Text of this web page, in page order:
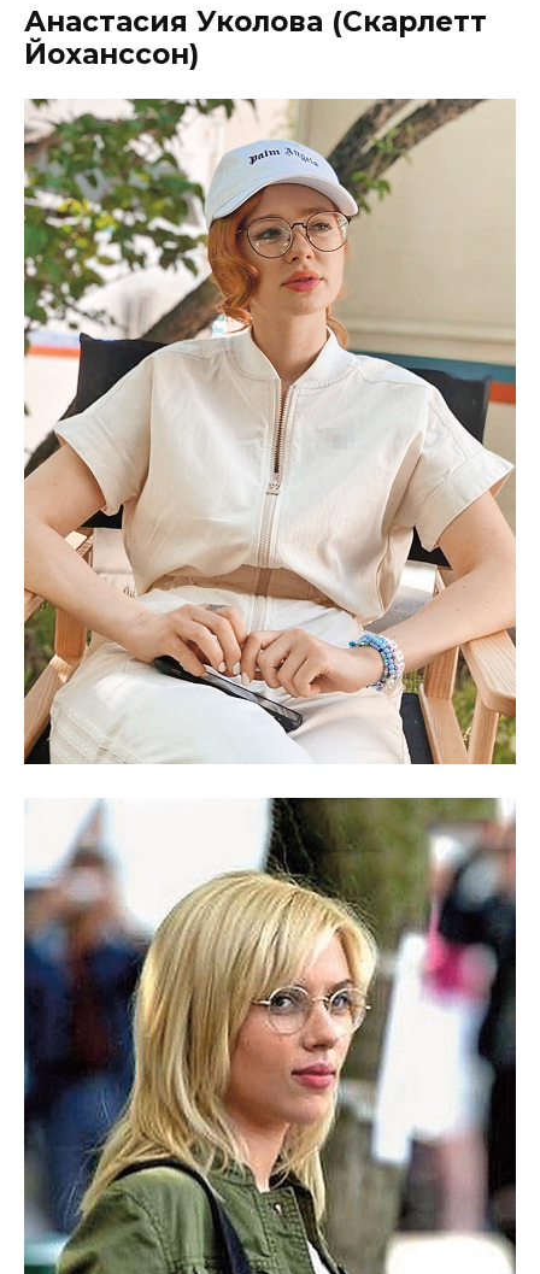
Анастасия Уколова (Скарлетт
Йоханссон)